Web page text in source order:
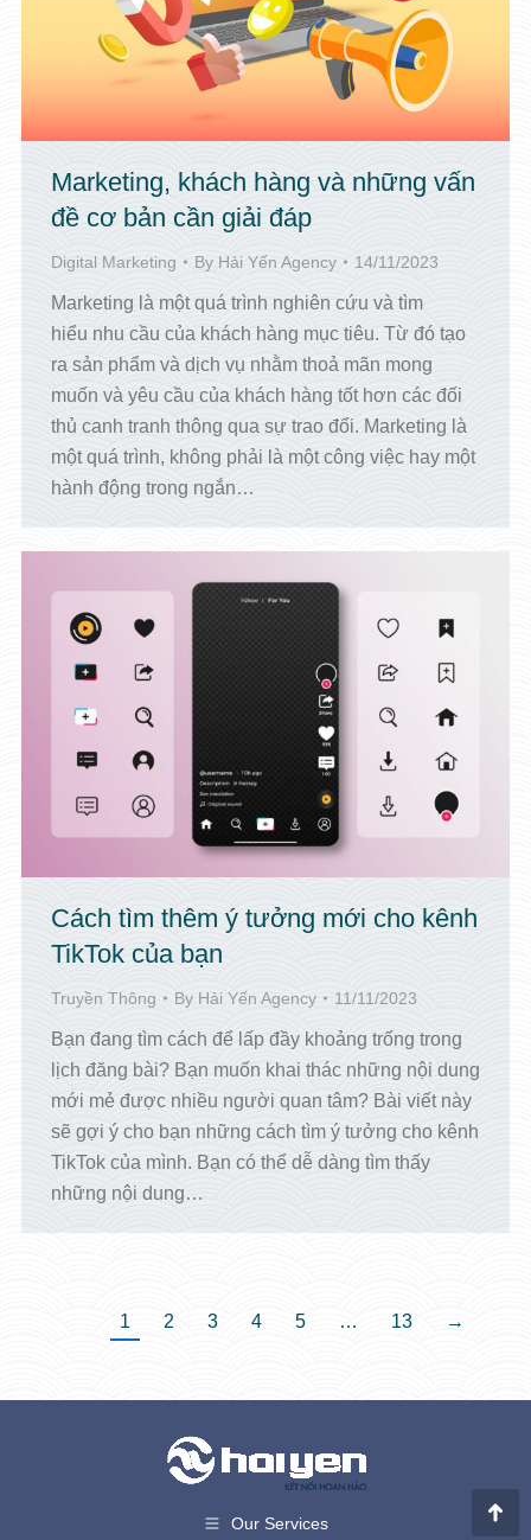
Marketing, khách hàng và những vấn
đề cơ bản cần giải đáp
Digital Marketing By Hải Yến Agency 14/11/2023
Marketing là một quá trình nghiên cứu và tìm
hiểu nhu cầu của khách hàng mục tiêu. Từ đó tạo
ra sản phẩm và dịch vụ nhằm thoả mãn mong
muốn và yêu cầu của khách hàng tốt hơn các đối
thủ canh tranh thông qua sự trao đổi. Marketing là
một quá trình, không phải là một công việc hay một
hành động trong ngắn…
Cách tìm thêm ý tưởng mới cho kênh
TikTok của bạn
Truyền Thông By Hải Yến Agency 11/11/2023
Bạn đang tìm cách để lấp đầy khoảng trống trong
lịch đăng bài? Bạn muốn khai thác những nội dung
mới mẻ được nhiều người quan tâm? Bài viết này
sẽ gợi ý cho bạn những cách tìm ý tưởng cho kênh
TikTok của mình. Bạn có thể dễ dàng tìm thấy
những nội dung…
1 2 3 4 5 … 13 →
Our Services Go